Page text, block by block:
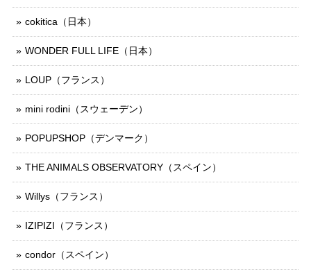
cokitica（日本）
WONDER FULL LIFE（日本）
LOUP（フランス）
mini rodini（スウェーデン）
POPUPSHOP（デンマーク）
THE ANIMALS OBSERVATORY（スペイン）
Willys（フランス）
IZIPIZI（フランス）
condor（スペイン）